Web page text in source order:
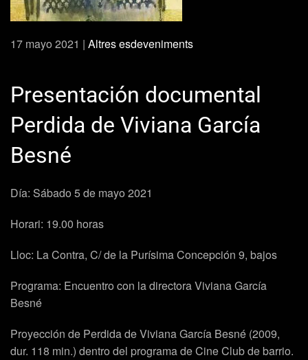
17 mayo 2021 | Altres esdeveniments
Presentación documental
Perdida de Viviana García
Besné
Día: Sábado 5 de mayo 2021
Horari: 19.00 horas
Lloc: La Contra, C/ de la Purísima Concepción 9, bajos
Programa: Encuentro con la directora Viviana García
Besné
Proyección de Perdida de Viviana García Besné (2009,
dur. 118 min.) dentro del programa deCine Club de barrio.